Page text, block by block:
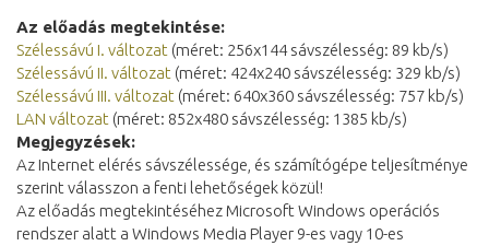
Az előadás megtekintése:
Szélessávú I. változat (méret: 256x144 sávszélesség: 89 kb/s)
Szélessávú II. változat (méret: 424x240 sávszélesség: 329 kb/s)
Szélessávú III. változat (méret: 640x360 sávszélesség: 757 kb/s)
LAN változat (méret: 852x480 sávszélesség: 1385 kb/s)
Megjegyzések:
Az Internet elérés sávszélessége, és számítógépe teljesítménye
szerint válasszon a fenti lehetőségek közül!
Az előadás megtekintéséhez Microsoft Windows operációs
rendszer alatt a Windows Media Player 9-es vagy 10-es